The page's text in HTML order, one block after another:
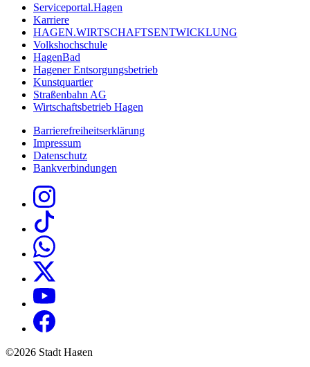
Serviceportal.Hagen
Karriere
HAGEN.WIRTSCHAFTSENTWICKLUNG
Volkshochschule
HagenBad
Hagener Entsorgungsbetrieb
Kunstquartier
Straßenbahn AG
Wirtschaftsbetrieb Hagen
Barrierefreiheitserklärung
Impressum
Datenschutz
Bankverbindungen
©2026 Stadt Hagen